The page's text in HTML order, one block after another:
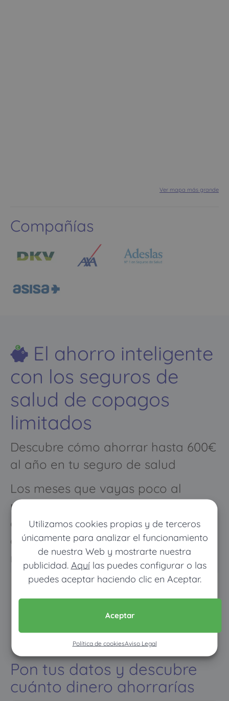
Utilizamos cookies propias y de terceros
únicamente para analizar el funcionamiento
de nuestra Web y mostrarte nuestra
publicidad. Aquílas puedes configurar o las
puedes aceptar haciendo clic en Aceptar.
Aceptar
Política de cookiesAviso Legal
Ver mapa más grande
Compañías
El ahorro inteligente
con los seguros de
salud de copagos
limitados
Descubre cómo ahorrar hasta 600€
al año en tu seguro de salud
Los meses que vayas poco al
médico pagarás muy poco, y
cuando vayas mucho pagarás
como con un seguro médico
normal
Pon tus datos y descubre
cuánto dinero ahorrarías